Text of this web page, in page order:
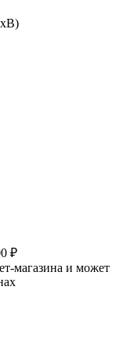
₽
магазина и может